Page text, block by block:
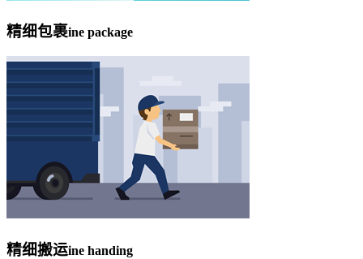
精细包裹ine package
精细搬运ine handing